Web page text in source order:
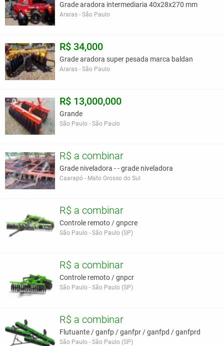
Grade aradora intermediaria 40x28x270 mm
Araras - São Paulo
R$ 34,000
Grade aradora super pesada marca baldan
Araras - São Paulo
R$ 13,000,000
Grande
São Paulo - São Paulo
R$ a combinar
Grade niveladora - - grade niveladora
Caarapó - Mato Grosso do Sul
R$ a combinar
Controle remoto / gnpcre
São Paulo - São Paulo (SP)
R$ a combinar
Controle remoto / gnpcr
São Paulo - São Paulo (SP)
R$ a combinar
Flutuante / ganfp / ganfpr / ganfpd / ganfprd
São Paulo - São Paulo (SP)